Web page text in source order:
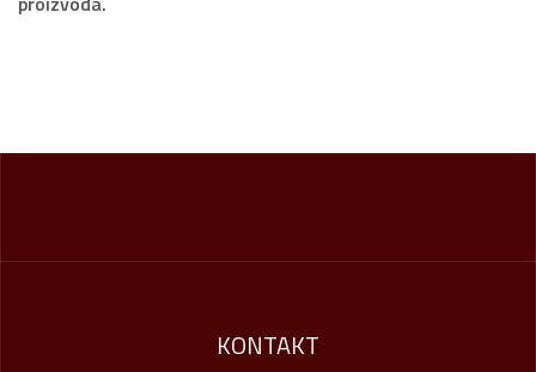
KONTAKT